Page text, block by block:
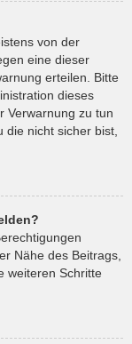
von der
eine dieser
erteilen. Bitte
dieses
Verwarnung zu tun
die nicht sicher bist,
Nähe des Beitrags,
weiteren Schritte